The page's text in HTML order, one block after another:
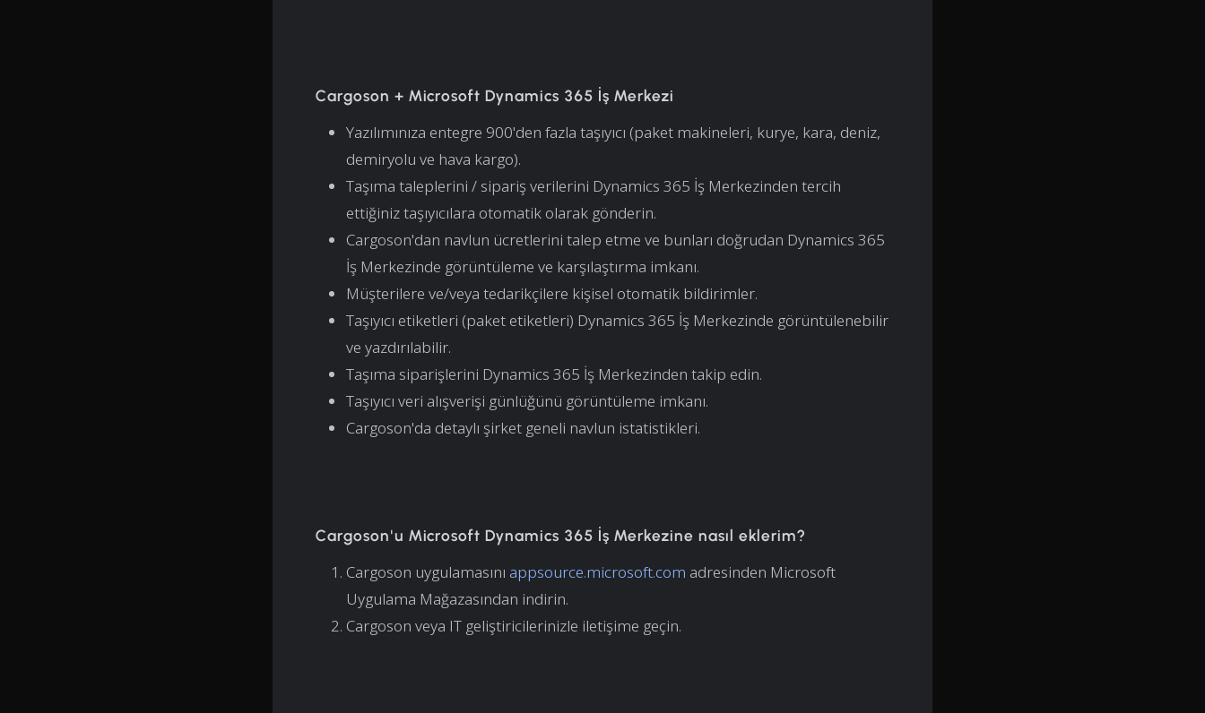
Cargoson + Microsoft Dynamics 365 İş Merkezi
Yazılımınıza entegre 900'den fazla taşıyıcı (paket makineleri, kurye, kara, deniz,
demiryolu ve hava kargo).
Taşıma taleplerini / sipariş verilerini Dynamics 365 İş Merkezinden tercih
ettiğiniz taşıyıcılara otomatik olarak gönderin.
Cargoson'dan navlun ücretlerini talep etme ve bunları doğrudan Dynamics 365
İş Merkezinde görüntüleme ve karşılaştırma imkanı.
Müşterilere ve/veya tedarikçilere kişisel otomatik bildirimler.
Taşıyıcı etiketleri (paket etiketleri) Dynamics 365 İş Merkezinde görüntülenebilir
ve yazdırılabilir.
Taşıma siparişlerini Dynamics 365 İş Merkezinden takip edin.
Taşıyıcı veri alışverişi günlüğünü görüntüleme imkanı.
Cargoson'da detaylı şirket geneli navlun istatistikleri.
Cargoson'u Microsoft Dynamics 365 İş Merkezine nasıl eklerim?
Cargoson uygulamasını appsource.microsoft.com adresinden Microsoft
Uygulama Mağazasından indirin.
Cargoson veya IT geliştiricilerinizle iletişime geçin.